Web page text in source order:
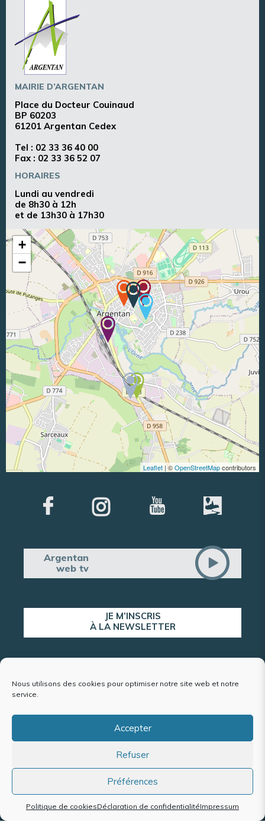
Nous utilisons des cookies pour optimiser notre site web et notre
service.
Accepter
Refuser
Préférences
Politique de cookiesDéclaration de confidentialitéImpressum
MAIRIE D’ARGENTAN
Place du Docteur Couinaud
BP 60203
61201 Argentan Cedex
Tel : 02 33 36 40 00
Fax : 02 33 36 52 07
HORAIRES
Lundi au vendredi
de 8h30 à 12h
et de 13h30 à 17h30
+
−
Leaflet | ©OpenStreetMapcontributors
Argentan
web tv
JE M’INSCRIS
À LA NEWSLETTER
ALERTE POPULATION
Mentions légales et politique de confidentialité
Accessibilité : conformité partielle
Politique de cookies (UE)